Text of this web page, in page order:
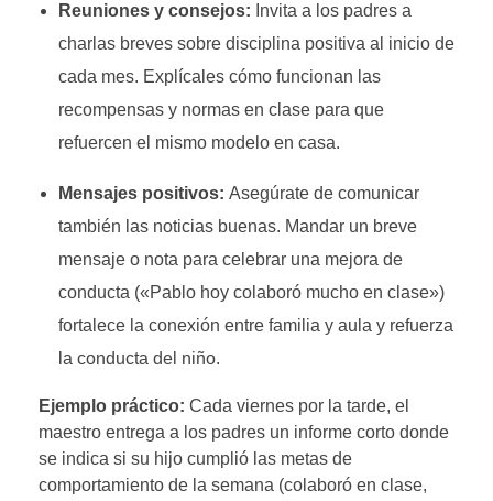
Reuniones y consejos: Invita a los padres a
charlas breves sobre disciplina positiva al inicio de
cada mes. Explícales cómo funcionan las
recompensas y normas en clase para que
refuercen el mismo modelo en casa.
Mensajes positivos: Asegúrate de comunicar
también las noticias buenas. Mandar un breve
mensaje o nota para celebrar una mejora de
conducta («Pablo hoy colaboró mucho en clase»)
fortalece la conexión entre familia y aula y refuerza
la conducta del niño.
Ejemplo práctico: Cada viernes por la tarde, el
maestro entrega a los padres un informe corto donde
se indica si su hijo cumplió las metas de
comportamiento de la semana (colaboró en clase,